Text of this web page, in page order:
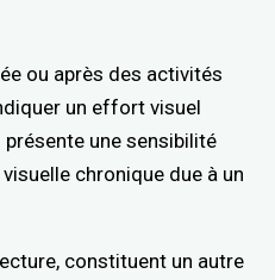
ou après des activités
un effort visuel
une sensibilité
chronique due à un
constituent un autre